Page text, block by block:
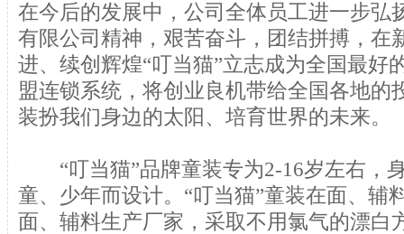
在今后的发展中，公司全体员工进一步弘
有限公司精神，艰苦奋斗，团结拼搏，在
进、续创辉煌“叮当猫”立志成为全国最好
盟连锁系统，将创业良机带给全国各地的
装扮我们身边的太阳、培育世界的未来。
“叮当猫”品牌童装专为2-16岁左右，
童、少年而设计。“叮当猫”童装在面、辅
面、辅料生产厂家，采取不用氯气的漂白